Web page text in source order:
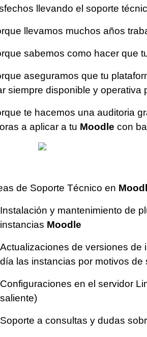
llevando el soporte
llevamos muchos años
sabemos como hacer que
aseguramos que tu
siempre disponible y operativa
te hacemos una auditoria
a aplicar a tu Moodle con
de Soporte Técnico en
Instalación y mantenimiento de
instancias Moodle
Actualizaciones de versiones de
día las instancias por motivos de
Configuraciones en el servidor
saliente)
Soporte a consultas y dudas